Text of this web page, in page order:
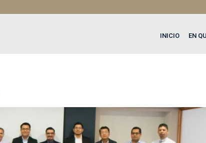
INICIO EN